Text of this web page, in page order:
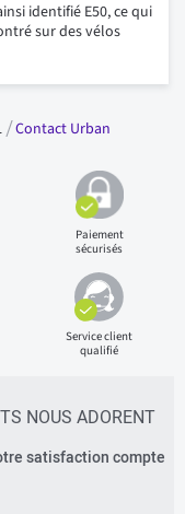
identifié E50, ce qui
sur des vélos
Contact Urban
Paiement
sécurisés
Service client
qualifié
NOUS ADORENT
satisfaction compte